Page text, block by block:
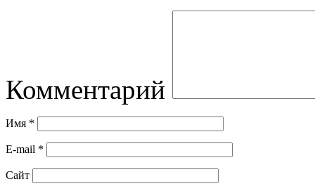
Комментарий
Имя *
E-mail *
Сайт